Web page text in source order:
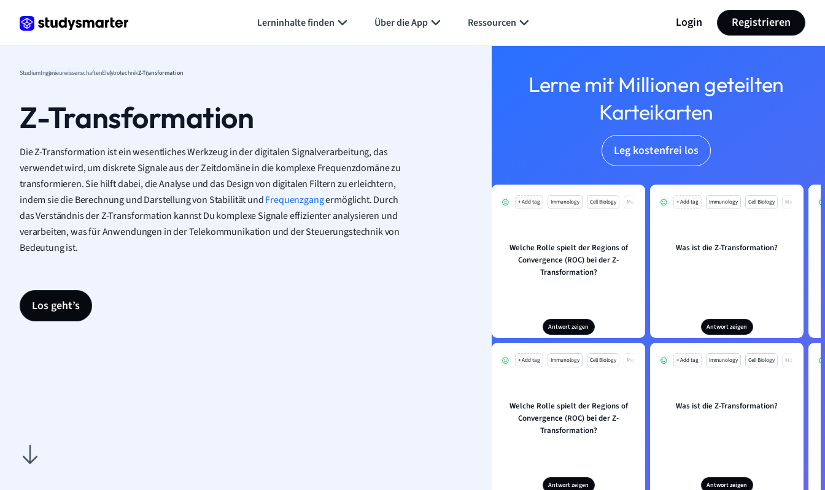
Lerninhalte finden Über die App Ressourcen Login Registrieren
StudiumIngenieurwissenschaftenElektrotechnikZ-Transformation
Z-Transformation
Die Z-Transformation ist ein wesentliches Werkzeug in der digitalen Signalverarbeitung, das
verwendet wird, um diskrete Signale aus der Zeitdomäne in die komplexe Frequenzdomäne zu
transformieren. Sie hilft dabei, die Analyse und das Design von digitalen Filtern zu erleichtern,
indem sie die Berechnung und Darstellung von Stabilität undFrequenzgangermöglicht. Durch
das Verständnis der Z-Transformation kannst Du komplexe Signale effizienter analysieren und
verarbeiten, was für Anwendungen in der Telekommunikation und der Steuerungstechnik von
Bedeutung ist.
Los geht’s
Lerne mit Millionen geteilten
Karteikarten
Leg kostenfrei los
+ Add tag Immunology Cell Biology Mo
Welche Rolle spielt der Regions of
Convergence (ROC) bei der Z-
Transformation?
Antwort zeigen
+ Add tag Immunology Cell Biology Mo
Was ist die Z-Transformation?
Antwort zeigen
+ Add tag Immunology Cell Biology Mo
Welche Rolle spielt der Regions of
Convergence (ROC) bei der Z-
Transformation?
Antwort zeigen
+ Add tag Immunology Cell Biology Mo
Was ist die Z-Transformation?
Antwort zeigen